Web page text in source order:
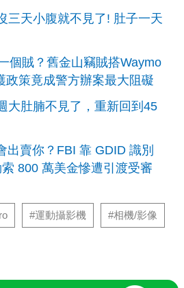
三天小腹就不見了! 肚子一天
個賊？舊金山竊賊搭Waymo
政策竟成警方辦案最大阻礙
大肚腩不見了，重新回到45
出賣你？FBI 靠 GDID 識別
800 萬美金慘遭引渡受審
#運動攝影機 #相機/影像